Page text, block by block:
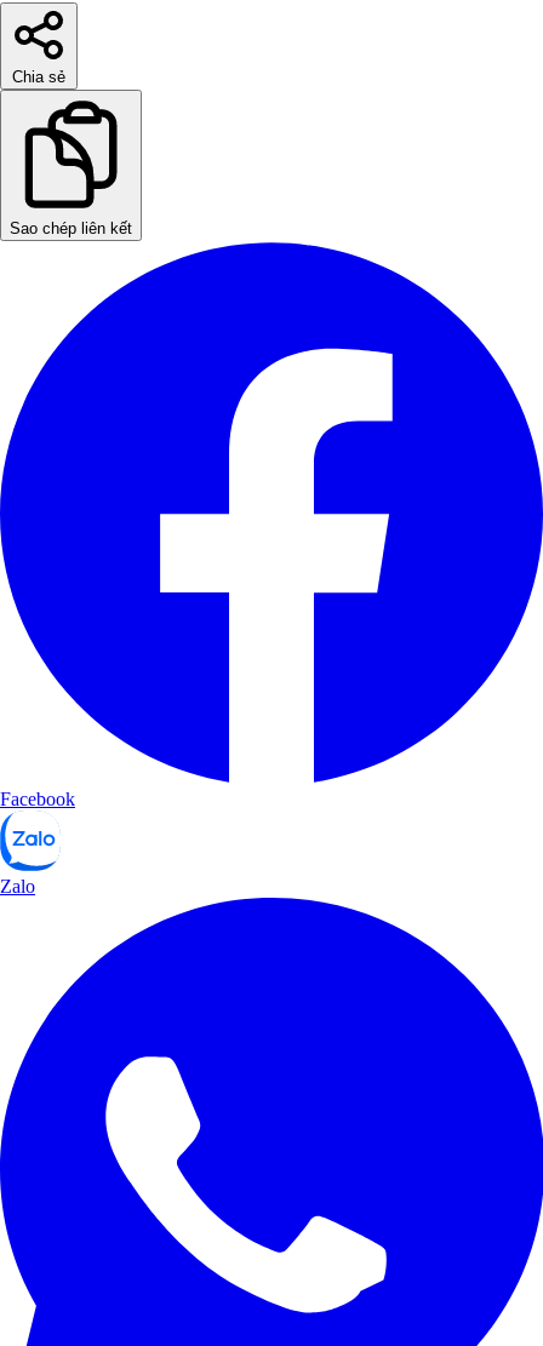
Chia sẻ
Sao chép liên kết
Facebook
Zalo